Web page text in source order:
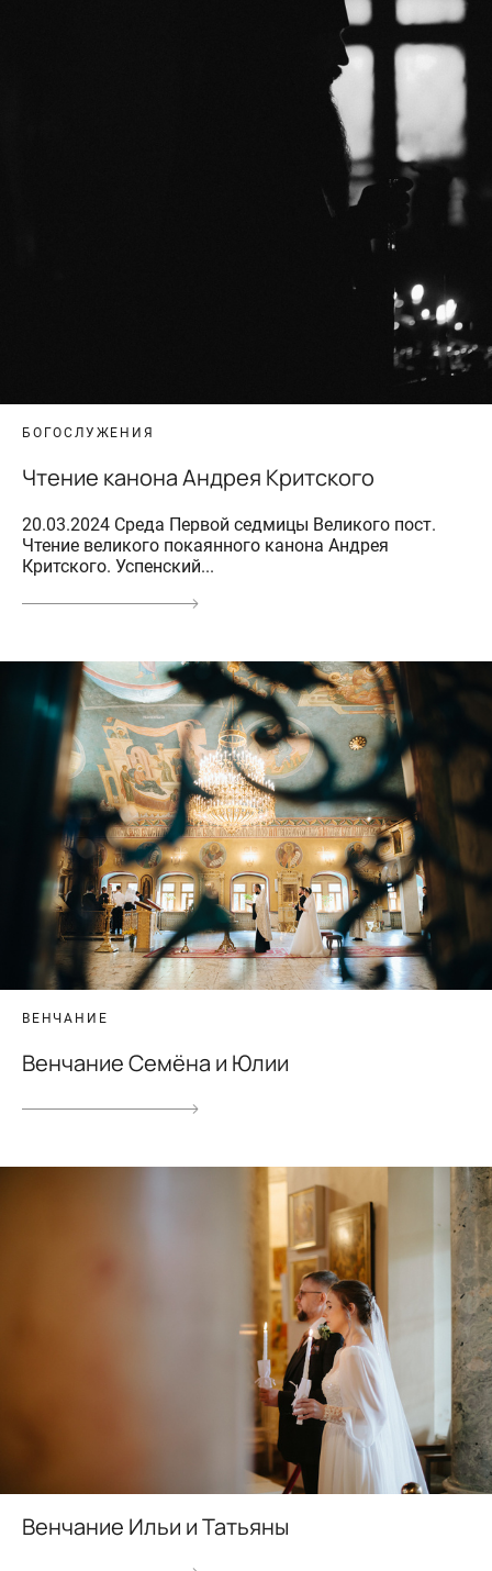
БОГОСЛУЖЕНИЯ
Чтение канона Андрея Критского
20.03.2024 Среда Первой седмицы Великого пост.
Чтение великого покаянного канона Андрея
Критского. Успенский...
ВЕНЧАНИЕ
Венчание Семёна и Юлии
Венчание Ильи и Татьяны